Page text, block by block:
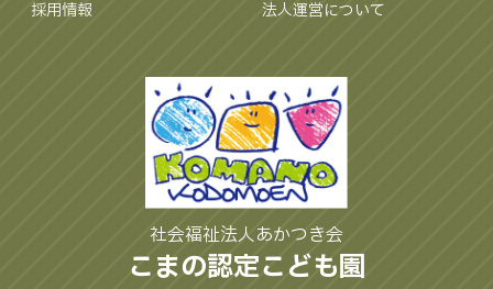
採用情報
法人運営について
社会福祉法人あかつき会
こまの認定こども園